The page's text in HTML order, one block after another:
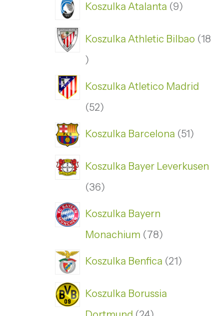
Koszulka Atalanta 9
Koszulka Athletic Bilbao 18
Koszulka Atletico Madrid
52
Koszulka Barcelona 51
Koszulka Bayer Leverkusen
36
Koszulka Bayern
Monachium
78
Koszulka Benfica 21
Koszulka Borussia